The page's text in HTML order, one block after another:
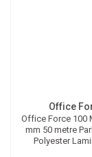
Office
Office Force 100
mm 50 metre
Polyester